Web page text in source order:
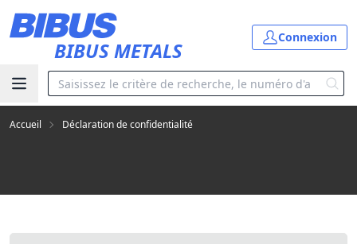
BIBUS METALS
Connexion
Accueil Déclaration de confidentialité